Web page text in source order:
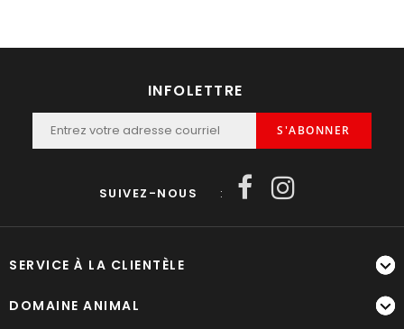
INFOLETTRE
S'ABONNER
SUIVEZ-NOUS :
SERVICE À LA CLIENTÈLE
DOMAINE ANIMAL